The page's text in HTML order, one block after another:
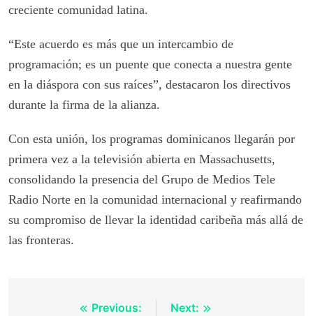
creciente comunidad latina.
“Este acuerdo es más que un intercambio de
programación; es un puente que conecta a nuestra gente
en la diáspora con sus raíces”, destacaron los directivos
durante la firma de la alianza.
Con esta unión, los programas dominicanos llegarán por
primera vez a la televisión abierta en Massachusetts,
consolidando la presencia del Grupo de Medios Tele
Radio Norte en la comunidad internacional y reafirmando
su compromiso de llevar la identidad caribeña más allá de
las fronteras.
Previous:
Next: